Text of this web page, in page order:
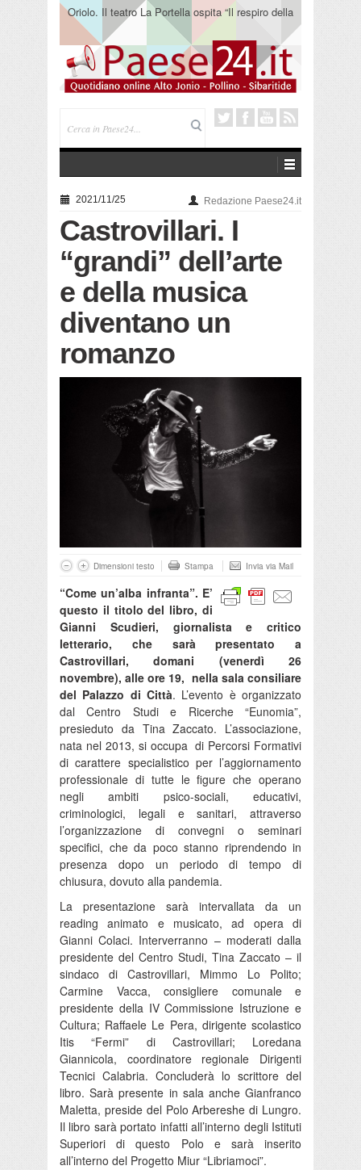
Oriolo. Il teatro La Portella ospita “Il respiro della
terra” del collettivo 365
2021/11/25 Redazione Paese24.it
Castrovillari. I
“grandi” dell’arte
e della musica
diventano un
romanzo
Dimensioni testo Stampa Invia via Mail
“Come un’alba infranta”. E’
questo il titolo del libro, di
Gianni Scudieri, giornalista e critico
letterario, che sarà presentato a
Castrovillari, domani (venerdì 26
novembre), alle ore 19, nella sala consiliare
del Palazzo di Città. L’evento è organizzato
dal Centro Studi e Ricerche “Eunomia”,
presieduto da Tina Zaccato. L’associazione,
nata nel 2013, si occupa di Percorsi Formativi
di carattere specialistico per l’aggiornamento
professionale di tutte le figure che operano
negli ambiti psico-sociali, educativi,
criminologici, legali e sanitari, attraverso
l’organizzazione di convegni o seminari
specifici, che da poco stanno riprendendo in
presenza dopo un periodo di tempo di
chiusura, dovuto alla pandemia.
La presentazione sarà intervallata da un
reading animato e musicato, ad opera di
Gianni Colaci. Interverranno – moderati dalla
presidente del Centro Studi, Tina Zaccato – il
sindaco di Castrovillari, Mimmo Lo Polito;
Carmine Vacca, consigliere comunale e
presidente della IV Commissione Istruzione e
Cultura; Raffaele Le Pera, dirigente scolastico
Itis “Fermi” di Castrovillari; Loredana
Giannicola, coordinatore regionale Dirigenti
Tecnici Calabria. Concluderà lo scrittore del
libro. Sarà presente in sala anche Gianfranco
Maletta, preside del Polo Arbereshe di Lungro.
Il libro sarà portato infatti all’interno degli Istituti
Superiori di questo Polo e sarà inserito
all’interno del Progetto Miur “Libriamoci”.